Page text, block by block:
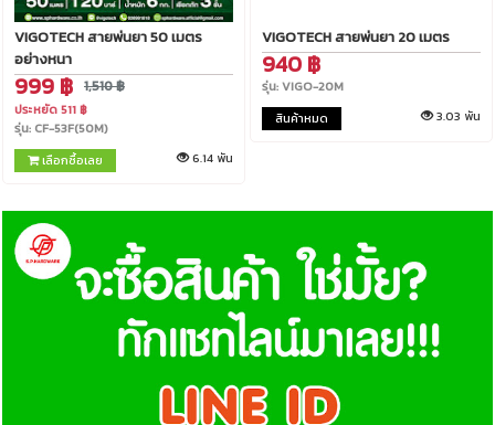
VIGOTECH สายพ่นยา 50 เมตร
อย่างหนา
999 ฿ 1,510 ฿
ประหยัด 511 ฿
รุ่น: CF-53F(50M)
เลือกซื้อเลย
6.14 พัน
VIGOTECH สายพ่นยา 20 เมตร
940 ฿
รุ่น: VIGO-20M
สินค้าหมด
3.03 พัน